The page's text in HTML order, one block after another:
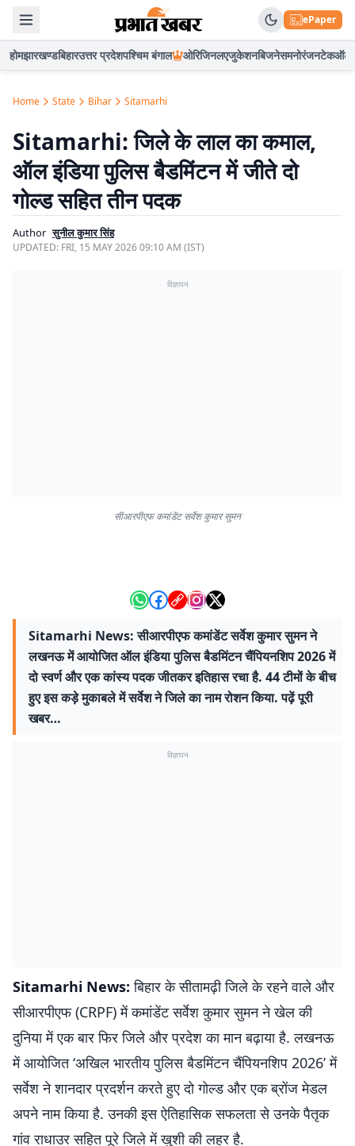
ePaper
होमझारखण्डबिहारउत्तर प्रदेशपश्चिम बंगाल ओरिजिनलएजुकेशनबिजनेसमनोरंजनटेकऑटो
Home State Bihar Sitamarhi
Sitamarhi: जिले के लाल का कमाल,
ऑल इंडिया पुलिस बैडमिंटन में जीते दो
गोल्ड सहित तीन पदक
Author सुनील कुमार सिंह
UPDATED: FRI, 15 MAY 2026 09:10 AM (IST)
विज्ञापन
सीआरपीएफ कमांडेंट सर्वेश कुमार सुमन
Sitamarhi News: सीआरपीएफ कमांडेंट सर्वेश कुमार सुमन ने
लखनऊ में आयोजित ऑल इंडिया पुलिस बैडमिंटन चैंपियनशिप 2026 में
दो स्वर्ण और एक कांस्य पदक जीतकर इतिहास रचा है. 44 टीमों के बीच
हुए इस कड़े मुकाबले में सर्वेश ने जिले का नाम रोशन किया. पढ़ें पूरी
खबर…
विज्ञापन
Sitamarhi News: बिहार के सीतामढ़ी जिले के रहने वाले और
सीआरपीएफ (CRPF) में कमांडेंट सर्वेश कुमार सुमन ने खेल की
दुनिया में एक बार फिर जिले और प्रदेश का मान बढ़ाया है. लखनऊ
में आयोजित ‘अखिल भारतीय पुलिस बैडमिंटन चैंपियनशिप 2026’ में
सर्वेश ने शानदार प्रदर्शन करते हुए दो गोल्ड और एक ब्रोंज मेडल
अपने नाम किया है. उनकी इस ऐतिहासिक सफलता से उनके पैतृक
गांव राधाउर सहित पूरे जिले में खुशी की लहर है.